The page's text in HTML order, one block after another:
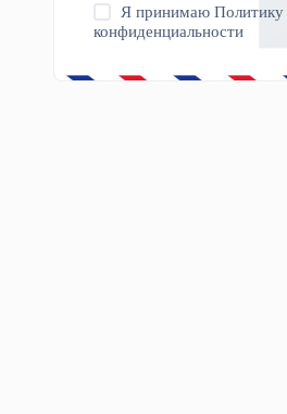
Я принимаюПолитику
конфиденциальности